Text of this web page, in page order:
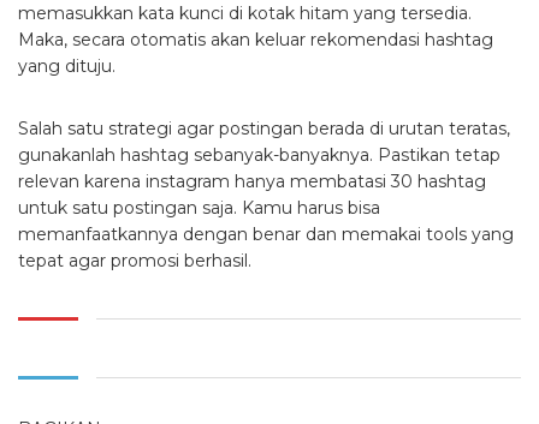
memasukkan kata kunci di kotak hitam yang tersedia.
Maka, secara otomatis akan keluar rekomendasi hashtag
yang dituju.
Salah satu strategi agar postingan berada di urutan teratas,
gunakanlah hashtag sebanyak-banyaknya. Pastikan tetap
relevan karena instagram hanya membatasi 30 hashtag
untuk satu postingan saja. Kamu harus bisa
memanfaatkannya dengan benar dan memakai tools yang
tepat agar promosi berhasil.